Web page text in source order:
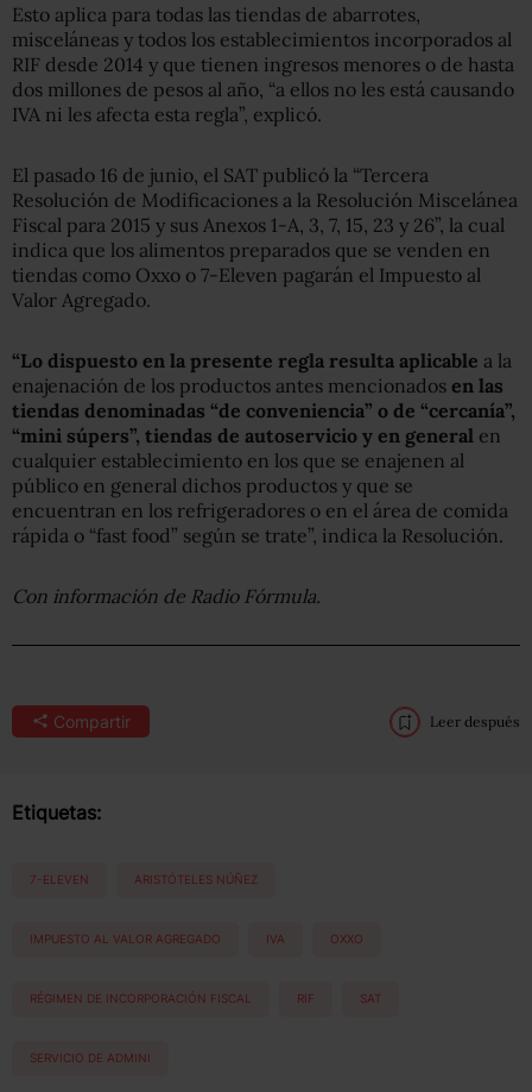
Esto aplica para todas las tiendas de abarrotes,
misceláneas y todos los establecimientos incorporados al
RIF desde 2014 y que tienen ingresos menores o de hasta
dos millones de pesos al año, “a ellos no les está causando
IVA ni les afecta esta regla”, explicó.
El pasado 16 de junio, el SAT publicó la “Tercera
Resolución de Modificaciones a la Resolución Miscelánea
Fiscal para 2015 y sus Anexos 1-A, 3, 7, 15, 23 y 26”, la cual
indica que los alimentos preparados que se venden en
tiendas como Oxxo o 7-Eleven pagarán el Impuesto al
Valor Agregado.
“Lo dispuesto en la presente regla resulta aplicable a la
enajenación de los productos antes mencionados en las
tiendas denominadas “de conveniencia” o de “cercanía”,
“mini súpers”, tiendas de autoservicio y en general en
cualquier establecimiento en los que se enajenen al
público en general dichos productos y que se
encuentran en los refrigeradores o en el área de comida
rápida o “fast food” según se trate”, indica la Resolución.
Con información de Radio Fórmula.
Compartir Leer después
Etiquetas:
7-ELEVEN ARISTÓTELES NÚÑEZ
IMPUESTO AL VALOR AGREGADO IVA OXXO
RÉGIMEN DE INCORPORACIÓN FISCAL RIF SAT
SERVICIO DE ADMINI